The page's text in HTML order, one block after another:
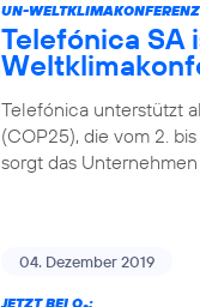
UN-
Telefónica SA
Telefónica unterstützt
(COP25), die vom 2.
sorgt das
04. Dezember 2019
JETZT BEI O :